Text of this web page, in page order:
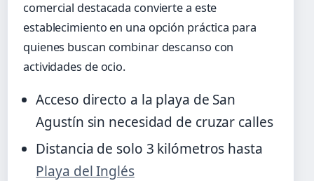
comercial destacada convierte a este
establecimiento en una opción práctica para
quienes buscan combinar descanso con
actividades de ocio.
Acceso directo a la playa de San
Agustín sin necesidad de cruzar calles
Distancia de solo 3 kilómetros hasta
Playa del Inglés